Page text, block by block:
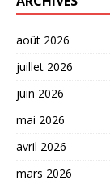
août 2026
juillet 2026
juin 2026
mai 2026
avril 2026
mars 2026